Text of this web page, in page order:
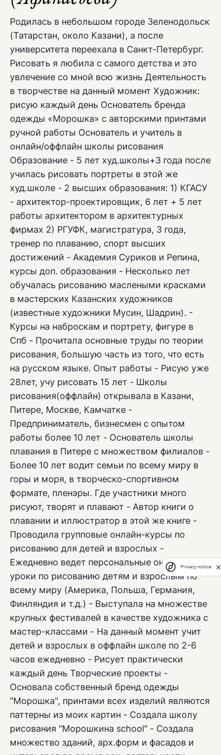
Родилась в небольшом городе Зеленодольск
(Татарстан, около Казани), а после
университета переехала в Санкт-Петербург.
Рисовать я любила с самого детства и это
увлечение со мной всю жизнь Деятельность
в творчестве на данный момент Художник:
рисую каждый день Основатель бренда
одежды «Морошка» с авторскими принтами
ручной работы Основатель и учитель в
онлайн/оффлайн школы рисования
Образование - 5 лет худ.школы+3 года после
училась рисовать портреты в этой же
худ.школе - 2 высших образования: 1) КГАСУ
- архитектор-проектировщик, 6 лет + 5 лет
работы архитектором в архитектурных
фирмах 2) РГУФК, магистратура, 3 года,
тренер по плаванию, спорт высших
достижений - Академия Суриков и Репина,
курсы доп. образования - Несколько лет
обучалась рисованию маслеными красками
в мастерских Казанских художников
(известные художники Мусин, Шадрин). -
Курсы на наброскам и портрету, фигуре в
Спб - Прочитала основные труды по теории
рисования, большую часть из того, что есть
на русском языке. Опыт работы - Рисую уже
28лет, учу рисовать 15 лет - Школы
рисования(оффлайн) открывала в Казани,
Питере, Москве, Камчатке -
Предприниматель, бизнесмен с опытом
работы более 10 лет - Основатель школы
плавания в Питере с множеством филиалов -
Более 10 лет водит семьи по всему миру в
горы и моря, в творческо-спортивном
формате, пленэры. Где участники много
рисуют, творят и плавают - Автор книги о
плавании и иллюстратор в этой же книге -
Проводила групповые онлайн-курсы по
рисованию для детей и взрослых -
Ежедневно ведет персональные онлайн-
уроки по рисованию детям и взрослым по
всему миру (Америка, Польша, Германия,
Финляндия и т.д.) - Выступала на множестве
крупных фестивалей в качестве художника с
мастер-классами - На данный момент учит
детей и взрослых в оффлайн школе по 2-6
часов ежедневно - Рисует практически
каждый день Творческие проекты -
Основала собственный бренд одежды
"Морошка", принтами всех изделий являются
паттерны из моих картин - Создала школу
рисования "Морошкина school" - Создала
множество зданий, арх.форм и фасадов и
Privacy notice